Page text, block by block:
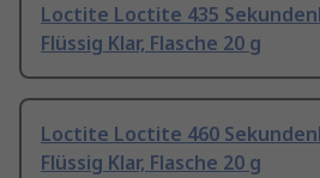
Loctite Loctite 435
Flüssig Klar, Flasche 20 g
Loctite Loctite 460
Flüssig Klar, Flasche 20 g